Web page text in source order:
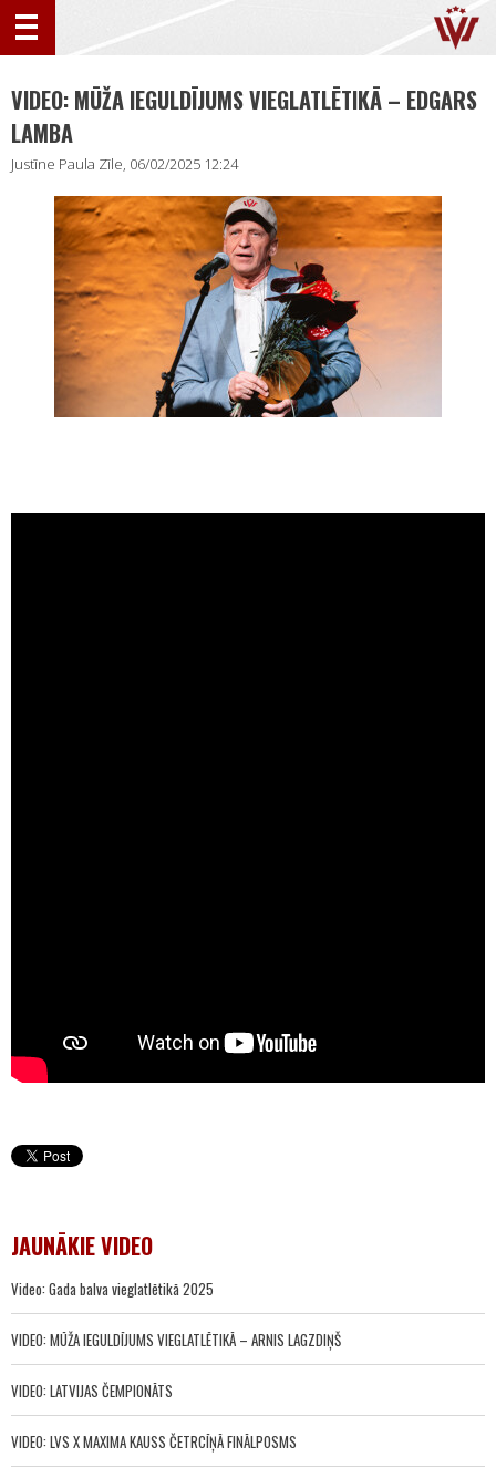
VIDEO: MŪŽA IEGULDĪJUMS VIEGLATLĒTIKĀ – EDGARS
LAMBA
Justīne Paula Zīle, 06/02/2025 12:24
JAUNĀKIE VIDEO
Video: Gada balva vieglatlētikā 2025
VIDEO: MŪŽA IEGULDĪJUMS VIEGLATLĒTIKĀ – ARNIS LAGZDIŅŠ
VIDEO: LATVIJAS ČEMPIONĀTS
VIDEO: LVS X MAXIMA KAUSS ČETRCĪŅĀ FINĀLPOSMS